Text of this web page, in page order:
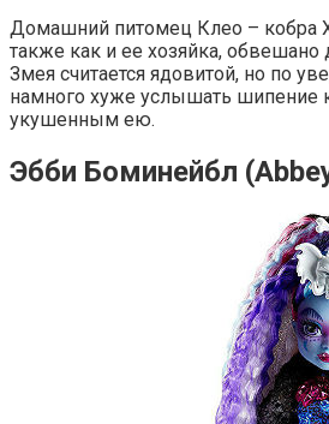
Домашний питомец Клео – кобра
также как и ее хозяйка, обвешано
Змея считается ядовитой, но по
намного хуже услышать шипение
укушенным ею.
Эбби Боминейбл